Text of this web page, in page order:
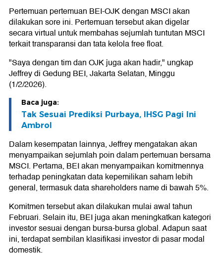
Pertemuan pertemuan BEI-OJK dengan MSCI akan
dilakukan sore ini. Pertemuan tersebut akan digelar
secara virtual untuk membahas sejumlah tuntutan MSCI
terkait transparansi dan tata kelola free float.
"Saya dengan tim dan OJK juga akan hadir," ungkap
Jeffrey di Gedung BEI, Jakarta Selatan, Minggu
(1/2/2026).
Baca juga:
Tak Sesuai Prediksi Purbaya, IHSG Pagi Ini
Ambrol
Dalam kesempatan lainnya, Jeffrey mengatakan akan
menyampaikan sejumlah poin dalam pertemuan bersama
MSCI. Pertama, BEI akan menyampaikan komitmennya
terhadap peningkatan data kepemilikan saham lebih
general, termasuk data shareholders name di bawah 5%.
Komitmen tersebut akan dilakukan mulai awal tahun
Februari. Selain itu, BEI juga akan meningkatkan kategori
investor sesuai dengan bursa-bursa global. Adapun saat
ini, terdapat sembilan klasifikasi investor di pasar modal
domestik.